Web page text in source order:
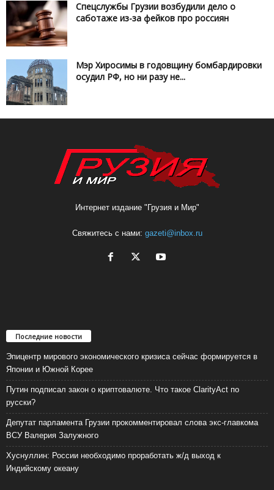
Спецслужбы Грузии возбудили дело о
саботаже из-за фейков про россиян
Мэр Хиросимы в годовщину бомбардировки
осудил РФ, но ни разу не...
Интернет издание "Грузия и Мир"
Свяжитесь с нами: gazeti@inbox.ru
Последние новости
Эпицентр мирового экономического кризиса сейчас формируется в
Японии и Южной Корее
Путин подписал закон о криптовалюте. Что такое ClarityAct по
русски?
Депутат парламента Грузии прокомментировал слова экс-главкома
ВСУ Валерия Залужного
Хуснуллин: России необходимо проработать ж/д выход к
Индийскому океану